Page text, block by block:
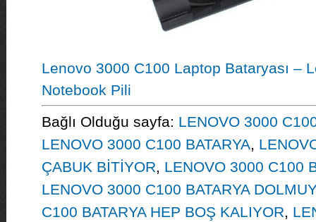
Lenovo 3000 C100 Laptop Bataryası –
Notebook Pili
Bağlı Olduğu sayfa: LENOVO 3000
LENOVO 3000 C100 BATARYA,
ÇABUK BİTİYOR, LENOVO 3000 C100
LENOVO 3000 C100 BATARYA
C100 BATARYA HEP BOŞ KALIYOR,